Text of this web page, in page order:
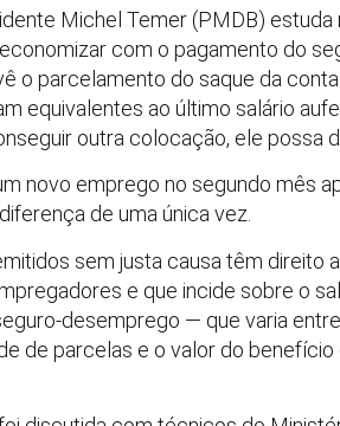
Michel Temer (PMDB)
com o pagamento do
o parcelamento do saque da
equivalentes ao último salário
outra colocação, ele possa
novo emprego no segundo mês
de uma única vez.
sem justa causa têm direito
e que incide sobre o
desemprego — que varia
de parcelas e o valor do